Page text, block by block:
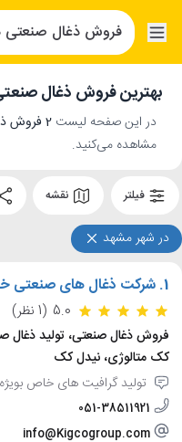
بهترین فروش ذغال
در این صفحه لیست 2 فروش ذغال صنعتی در مشهد
مشاهده می‌کنید.
فیلتر نقشه
در شهر مشهد
1. شرکت ذغال های صنعتی
5.0 (1 نظر)
فروش ذغال صنعتی، تولید ذغال
کک متالوژی، نیدل کک
تولید گرافیت ‌های خاص بویژه
051-38511921
info@Kigcogroup.com